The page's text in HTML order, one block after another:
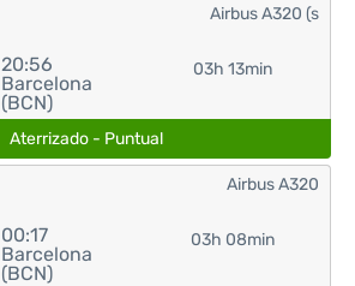
20:56
Barcelona
(BCN)
03h 13min
Airbus A320 (s
Aterrizado - Puntual
00:17
Barcelona
(BCN)
03h 08min
Airbus A320